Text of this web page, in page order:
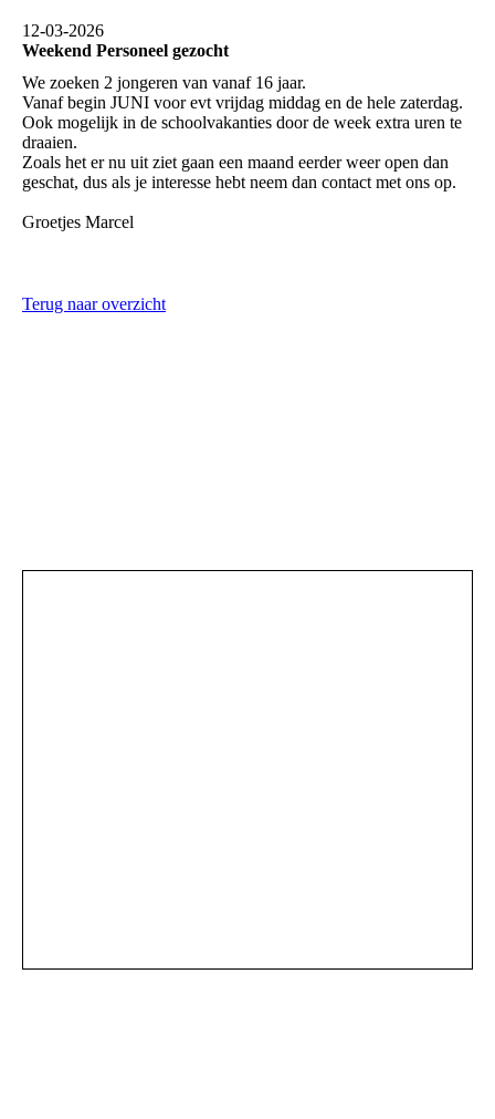
12-03-2026
Weekend Personeel gezocht
We zoeken 2 jongeren van vanaf 16 jaar.
Vanaf begin JUNI voor evt vrijdag middag en de hele zaterdag.
Ook mogelijk in de schoolvakanties door de week extra uren te
draaien.
Zoals het er nu uit ziet gaan een maand eerder weer open dan
geschat, dus als je interesse hebt neem dan contact met ons op.
Groetjes Marcel
Terug naar overzicht